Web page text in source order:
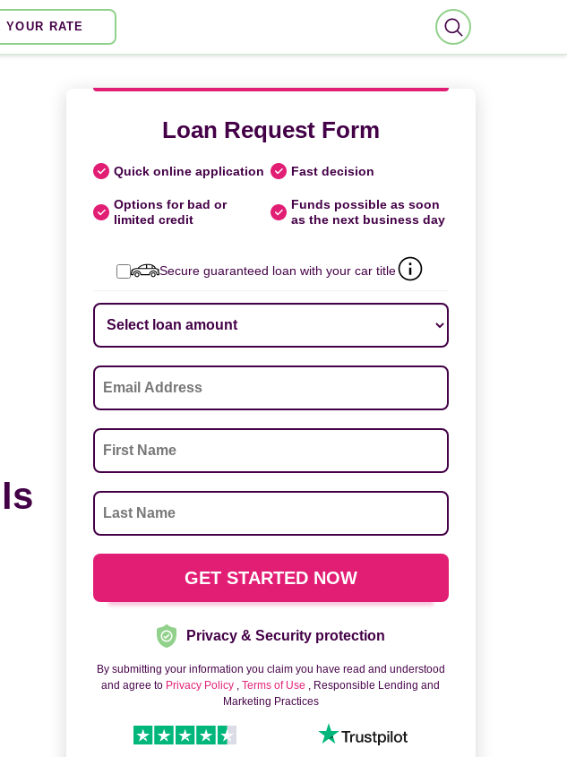
YOUR RATE
Loan Request Form
Quick online application Fast decision
Options for bad or
limited credit
Funds possible as soon
as the next business day
Secure guaranteed loan with your car title
Privacy & Security protection
By submitting your information you claim you have read and understood
and agree to Privacy Policy ,Terms of Use , Responsible Lending and
Marketing Practices